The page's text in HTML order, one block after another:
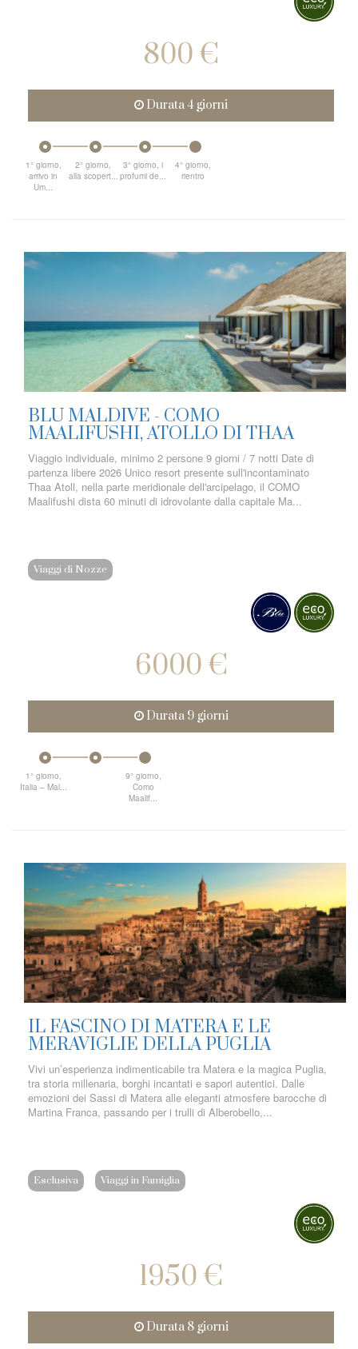
800 €
Durata 4 giorni
1° giorno,
arrivo in
Um...
2° giorno,
alla scopert...
3° giorno, i
profumi de...
4° giorno,
rientro
BLU MALDIVE - COMO
MAALIFUSHI, ATOLLO DI THAA
Viaggio individuale, minimo 2 persone 9 giorni / 7 notti Date di
partenza libere 2026 Unico resort presente sull'incontaminato
Thaa Atoll, nella parte meridionale dell'arcipelago, il COMO
Maalifushi dista 60 minuti di idrovolante dalla capitale Ma...
Viaggi di Nozze
6000 €
Durata 9 giorni
1° giorno,
Italia – Mal...
9° giorno,
Como
Maalif...
IL FASCINO DI MATERA E LE
MERAVIGLIE DELLA PUGLIA
Vivi un’esperienza indimenticabile tra Matera e la magica Puglia,
tra storia millenaria, borghi incantati e sapori autentici. Dalle
emozioni dei Sassi di Matera alle eleganti atmosfere barocche di
Martina Franca, passando per i trulli di Alberobello,...
Esclusiva Viaggi in Famiglia
1950 €
Durata 8 giorni